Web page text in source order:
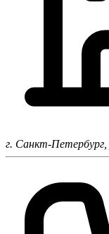
г. Санкт-Петербург,